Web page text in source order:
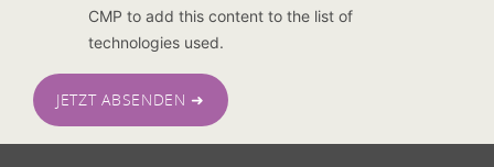
CMP to add this content to the list of
technologies used.
JETZT ABSENDEN ➜